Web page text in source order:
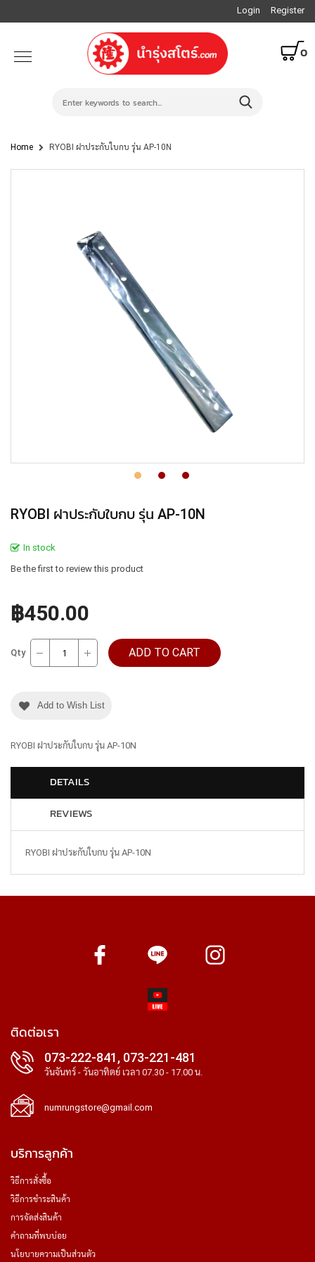
Login Register
0
Home RYOBI ฝาประกับใบกบ รุ่น AP-10N
RYOBI ฝาประกับใบกบ รุ่น AP-10N
In stock
Be the first to review this product
฿450.00
Qty ADD TO CART
Add to Wish List
RYOBI ฝาประกับใบกบ รุ่น AP-10N
DETAILS
REVIEWS
RYOBI ฝาประกับใบกบ รุ่น AP-10N
ติดต่อเรา
073-222-841, 073-221-481
วันจันทร์ - วันอาทิตย์ เวลา 07.30 - 17.00 น.
numrungstore@gmail.com
บริการลูกค้า
วิธีการสั่งซื้อ
วิธีการชำระสินค้า
การจัดส่งสินค้า
คำถามที่พบบ่อย
นโยบายความเป็นส่วนตัว